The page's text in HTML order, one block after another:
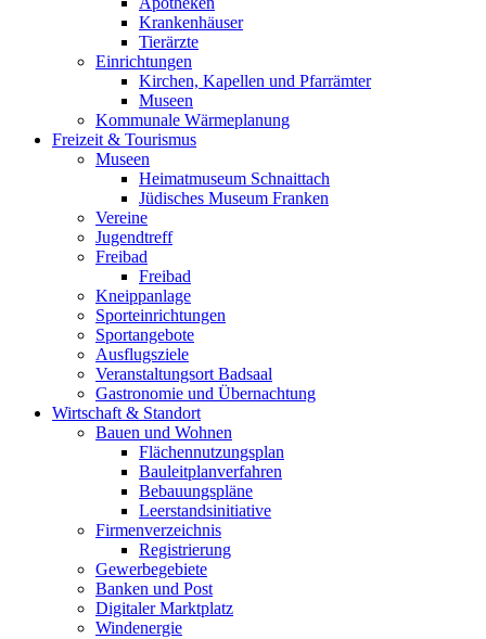
Krankenhäuser
Tierärzte
Einrichtungen
Kirchen, Kapellen und Pfarrämter
Museen
Kommunale Wärmeplanung
Freizeit & Tourismus
Museen
Heimatmuseum Schnaittach
Jüdisches Museum Franken
Vereine
Jugendtreff
Freibad
Freibad
Kneippanlage
Sporteinrichtungen
Sportangebote
Ausflugsziele
Veranstaltungsort Badsaal
Gastronomie und Übernachtung
Wirtschaft & Standort
Bauen und Wohnen
Flächennutzungsplan
Bauleitplanverfahren
Bebauungspläne
Leerstandsinitiative
Firmenverzeichnis
Registrierung
Gewerbegebiete
Banken und Post
Digitaler Marktplatz
Windenergie